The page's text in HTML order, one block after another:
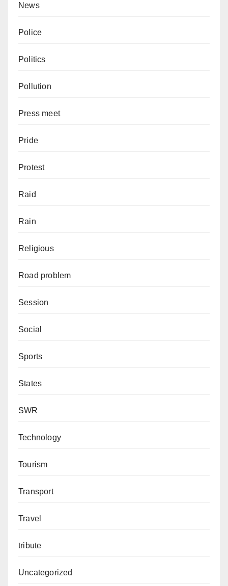
News
Police
Politics
Pollution
Press meet
Pride
Protest
Raid
Rain
Religious
Road problem
Session
Social
Sports
States
SWR
Technology
Tourism
Transport
Travel
tribute
Uncategorized